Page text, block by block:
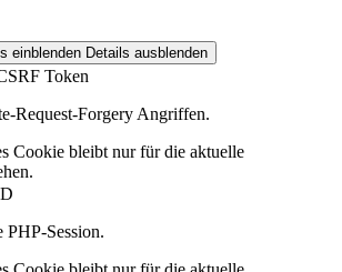
einblenden Details ausblenden
Token
Request-Forgery Angriffen.
Cookie bleibt nur für die aktuelle
PHP-Session.